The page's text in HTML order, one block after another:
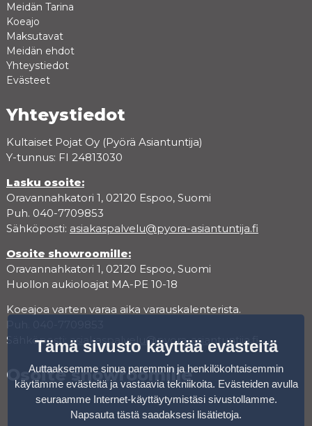
Meidän Tarina
Koeajo
Maksutavat
Meidän ehdot
Yhteystiedot
Evästeet
Yhteystiedot
Kultaiset Pojat Oy (Pyörä Asiantuntija)
Y-tunnus: FI 24813030
Lasku osoite:
Oravannahkatori 1, 02120 Espoo, Suomi
Puh. 040-7709853
Sähköposti: asiakaspalvelu@pyora-asiantuntija.fi
Osoite showroomille:
Oravannahkatori 1, 02120 Espoo, Suomi
Huollon aukioloajat MA-PE 10-18
Koeajoa varten varaa aika varauskalenterista.
Sähköposti: asiakaspalvelu@pyora-asiantuntija.fi
Osoite showroomille
Tämä sivusto käyttää evästeitä
Auttaaksemme sinua paremmin ja henkilökohtaisemmin
käytämme evästeitä ja vastaavia tekniikoita. Evästeiden avulla
seuraamme Internet-käyttäytymistäsi sivustollamme.
Napsauta tästä saadaksesi lisätietoja.